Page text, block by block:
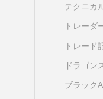
テクニカ
トレーダ
トレード
ドラゴン
ブラック